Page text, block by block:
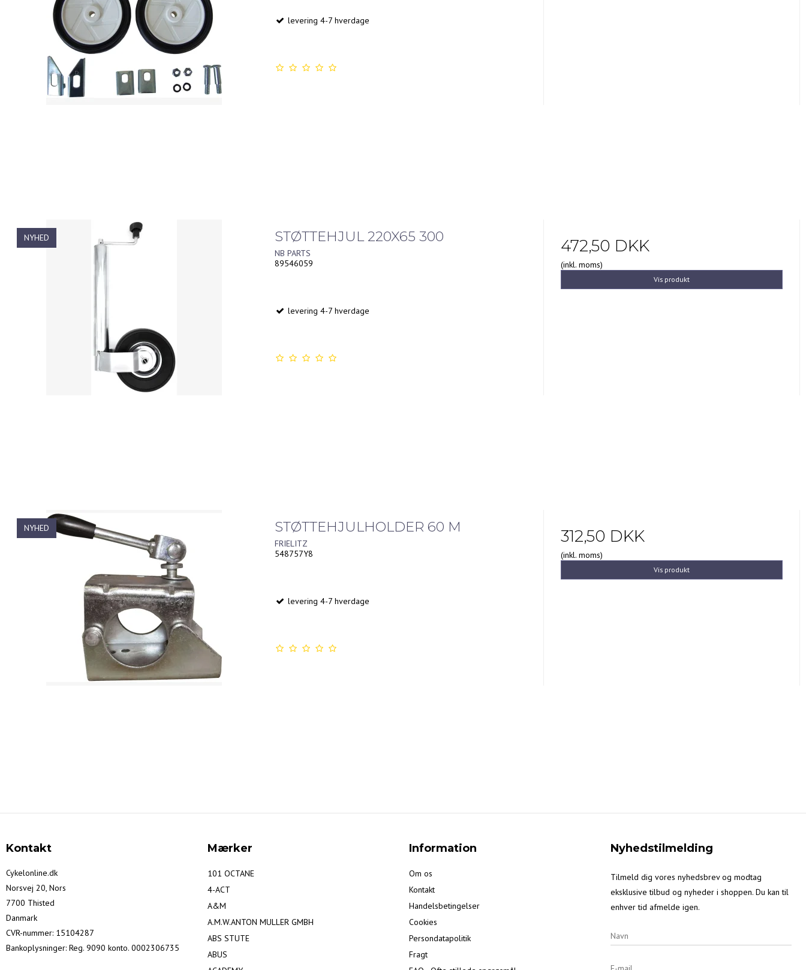
levering 4-7 hverdage
NYHED STØTTEHJUL 220X65 300
NB PARTS
89546059
levering 4-7 hverdage
472,50 DKK
(inkl. moms)
Vis produkt
NYHED STØTTEHJULHOLDER 60 M
FRIELITZ
548757Y8
levering 4-7 hverdage
312,50 DKK
(inkl. moms)
Vis produkt
Kontakt
Cykelonline.dk
Norsvej 20, Nors
7700 Thisted
Danmark
CVR-nummer: 15104287
Bankoplysninger: Reg. 9090 konto. 0002306735
Mærker
101 OCTANE
4-ACT
A&M
A.M.W.ANTON MULLER GMBH
ABS STUTE
ABUS
Information
Om os
Kontakt
Handelsbetingelser
Cookies
Persondatapolitik
Fragt
Nyhedstilmelding
Tilmeld dig vores nyhedsbrev og modtag
eksklusive tilbud og nyheder i shoppen. Du kan til
enhver tid afmelde igen.